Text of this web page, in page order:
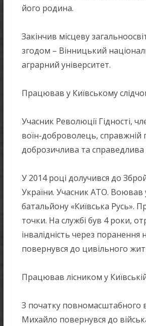
його родина.
Закінчив місцеву
згодом – Вінницький
аграрний університет.
Працював у Київському
Учасник Революції Гідності,
воїн-доброволець, справжній
доброзичлива та
У 2014 році долучився до
України. Учасник АТО. Воював
батальйону «Київська Русь».
точки. На службі був 4 роки,
інвалідність через поранення
повернувся до цивільного
Працював лісником у
З початку повномасштабного
Михайло повернувся до